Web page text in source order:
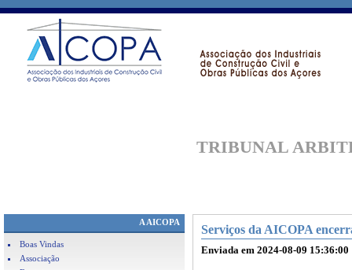
TRIBUNAL
A AICOPA
Boas Vindas
Associação
Serviços da AICOPA
Enviada em 2024-08-09 15:36:00